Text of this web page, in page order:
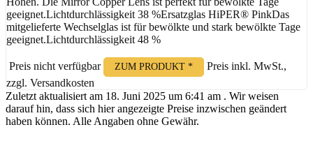
geeignet.Lichtdurchlässigkeit 38 %Ersatzglas HiPER® PinkDas
mitgelieferte Wechselglas ist für bewölkte und stark bewölkte Tage
geeignet.Lichtdurchlässigkeit 48 %
Preis nicht verfügbar ZUM PRODUKT *
Preis inkl. MwSt.,
zzgl. Versandkosten
Zuletzt aktualisiert am 18. Juni 2025 um 6:41 am . Wir weisen
darauf hin, dass sich hier angezeigte Preise inzwischen geändert
haben können. Alle Angaben ohne Gewähr.